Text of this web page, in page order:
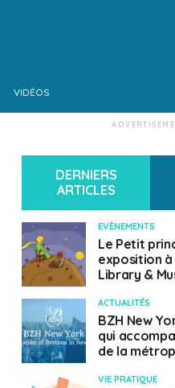
VIDÉOS
DERNIERS
ARTICLES
EVÈNEMENTS
Le Petit
exposition
Library &
ACTUALITÉS
BZH New
qui
de la
VIE PRATIQUE